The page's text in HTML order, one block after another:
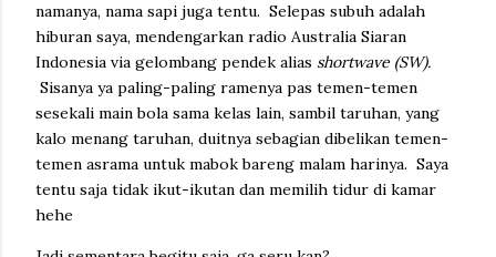
namanya, nama sapi juga tentu. Selepas subuh adalah
hiburan saya, mendengarkan radio Australia Siaran
Indonesia via gelombang pendek alias shortwave (SW).
Sisanya ya paling-paling ramenya pas temen-temen
sesekali main bola sama kelas lain, sambil taruhan, yang
kalo menang taruhan, duitnya sebagian dibelikan temen-
temen asrama untuk mabok bareng malam harinya. Saya
tentu saja tidak ikut-ikutan dan memilih tidur di kamar
hehe